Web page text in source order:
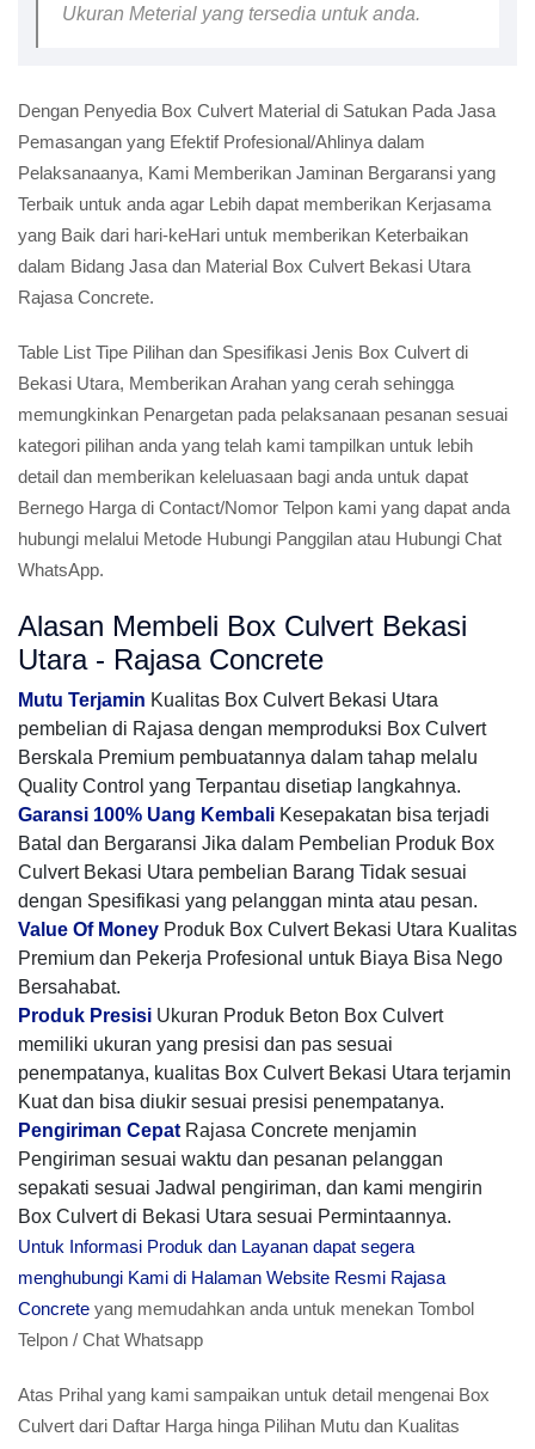
Ukuran Meterial yang tersedia untuk anda.
Dengan Penyedia Box Culvert Material di Satukan Pada Jasa
Pemasangan yang Efektif Profesional/Ahlinya dalam
Pelaksanaanya, Kami Memberikan Jaminan Bergaransi yang
Terbaik untuk anda agar Lebih dapat memberikan Kerjasama
yang Baik dari hari-keHari untuk memberikan Keterbaikan
dalam Bidang Jasa dan Material Box Culvert Bekasi Utara
Rajasa Concrete.
Table List Tipe Pilihan dan Spesifikasi Jenis Box Culvert di
Bekasi Utara, Memberikan Arahan yang cerah sehingga
memungkinkan Penargetan pada pelaksanaan pesanan sesuai
kategori pilihan anda yang telah kami tampilkan untuk lebih
detail dan memberikan keleluasaan bagi anda untuk dapat
Bernego Harga di Contact/Nomor Telpon kami yang dapat anda
hubungi melalui Metode Hubungi Panggilan atau Hubungi Chat
WhatsApp.
Alasan Membeli Box Culvert Bekasi
Utara - Rajasa Concrete
Mutu Terjamin Kualitas Box Culvert Bekasi Utara
pembelian di Rajasa dengan memproduksi Box Culvert
Berskala Premium pembuatannya dalam tahap melalu
Quality Control yang Terpantau disetiap langkahnya.
Garansi 100% Uang Kembali Kesepakatan bisa terjadi
Batal dan Bergaransi Jika dalam Pembelian Produk Box
Culvert Bekasi Utara pembelian Barang Tidak sesuai
dengan Spesifikasi yang pelanggan minta atau pesan.
Value Of Money Produk Box Culvert Bekasi Utara Kualitas
Premium dan Pekerja Profesional untuk Biaya Bisa Nego
Bersahabat.
Produk Presisi Ukuran Produk Beton Box Culvert
memiliki ukuran yang presisi dan pas sesuai
penempatanya, kualitas Box Culvert Bekasi Utara terjamin
Kuat dan bisa diukir sesuai presisi penempatanya.
Pengiriman Cepat Rajasa Concrete menjamin
Pengiriman sesuai waktu dan pesanan pelanggan
sepakati sesuai Jadwal pengiriman, dan kami mengirin
Box Culvert di Bekasi Utara sesuai Permintaannya.
Untuk Informasi Produk dan Layanan dapat segera
menghubungi Kami di Halaman Website Resmi Rajasa
Concrete yang memudahkan anda untuk menekan Tombol
Telpon / Chat Whatsapp
Atas Prihal yang kami sampaikan untuk detail mengenai Box
Culvert dari Daftar Harga hinga Pilihan Mutu dan Kualitas